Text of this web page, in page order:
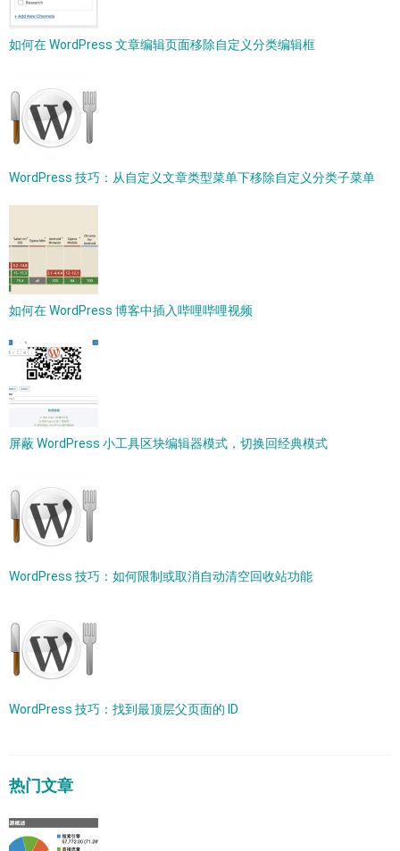
如何在 WordPress 文章编辑页面移除自定义分类编辑框
WordPress 技巧：从自定义文章类型菜单下移除自定义分类子菜单
如何在 WordPress 博客中插入哔哩哔哩视频
屏蔽 WordPress 小工具区块编辑器模式，切换回经典模式
WordPress 技巧：如何限制或取消自动清空回收站功能
WordPress 技巧：找到最顶层父页面的 ID
热门文章